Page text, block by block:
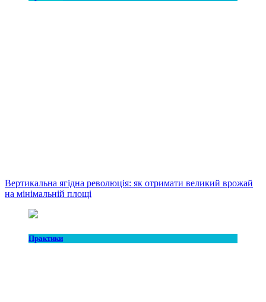
Вертикальна ягідна революція: як отримати великий врожай
на мінімальній площі
Практики